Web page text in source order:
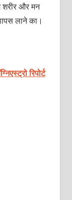
और मन
लाने का।
रिपोर्ट